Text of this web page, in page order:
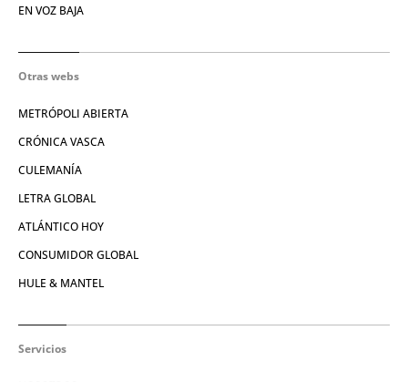
EN VOZ BAJA
Otras webs
METRÓPOLI ABIERTA
CRÓNICA VASCA
CULEMANÍA
LETRA GLOBAL
ATLÁNTICO HOY
CONSUMIDOR GLOBAL
HULE & MANTEL
Servicios